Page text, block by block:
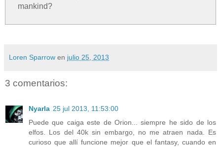
mankind?
Loren Sparrow en julio 25, 2013
3 comentarios:
Nyarla 25 jul 2013, 11:53:00
Puede que caiga este de Orion... siempre he sido de los
elfos. Los del 40k sin embargo, no me atraen nada. Es
curioso que allí funcione mejor que el fantasy, cuando en